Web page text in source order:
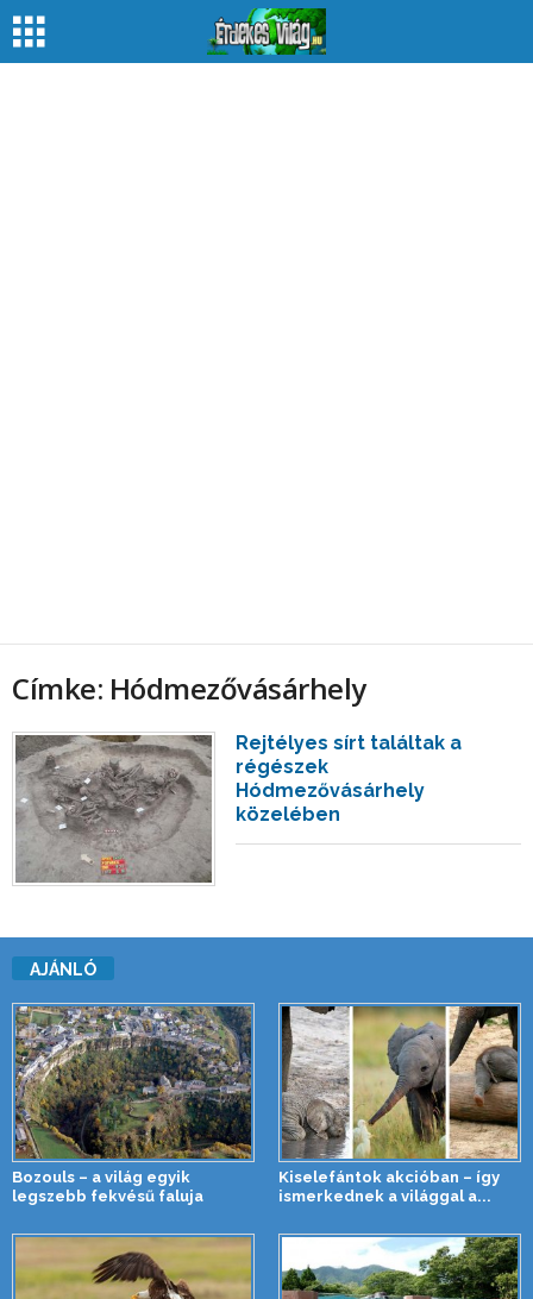
Címke: Hódmezővásárhely
Rejtélyes sírt találtak a
régészek
Hódmezővásárhely
közelében
AJÁNLÓ
Bozouls – a világ egyik
legszebb fekvésű faluja
Kiselefántok akcióban – így
ismerkednek a világgal a...